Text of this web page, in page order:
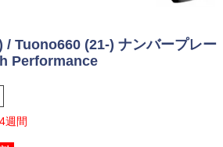
Tuono660 (21-) ナンバープレー
Performance
週間